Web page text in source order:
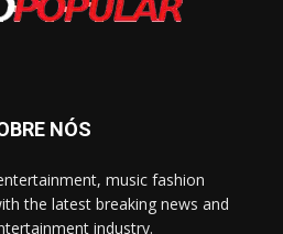
NÓS
music fashion
the latest breaking news and
industry.